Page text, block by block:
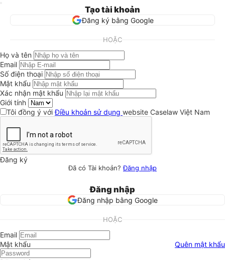
Tạo tài khoản
Đăng ký bằng Google
HOẶC
Họ và tên
Email
Số điện thoại
Mật khẩu
Xác nhận mật khẩu
Giới tính
Tôi đồng ý vớiĐiều khoản sử dụng website Caselaw Việt Nam
Đăng ký
Đã có Tài khoản?Đăng nhập
Đăng nhập
Đăng nhập bằng Google
HOẶC
Email
Mật khẩu
Quên mật khẩu